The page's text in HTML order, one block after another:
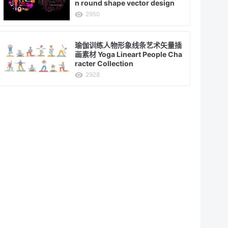
n round shape vector design
2950
瑜伽训练人物形象线条艺术矢量插
画素材 Yoga Lineart People Cha
racter Collection
2928